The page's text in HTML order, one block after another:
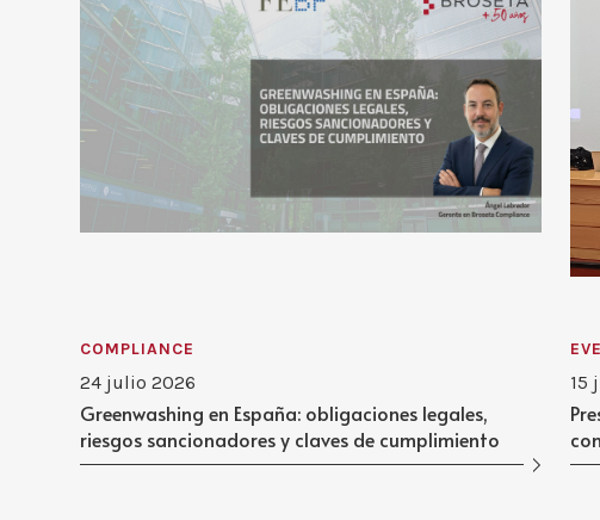
COMPLIANCE
24 julio 2026
Greenwashing en España: obligaciones legales,
riesgos sancionadores y claves de cumplimiento
15